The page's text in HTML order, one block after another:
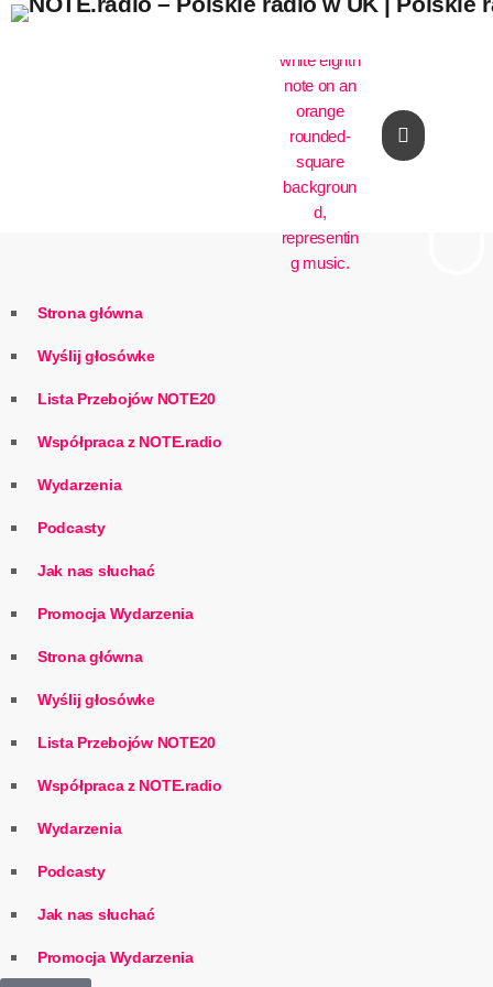
play_arrow
Strona główna
Wyślij głosówke
Lista Przebojów NOTE20
Współpraca z NOTE.radio
Wydarzenia
Podcasty
Jak nas słuchać
Promocja Wydarzenia
Strona główna
Wyślij głosówke
Lista Przebojów NOTE20
Współpraca z NOTE.radio
Wydarzenia
Podcasty
Jak nas słuchać
Promocja Wydarzenia